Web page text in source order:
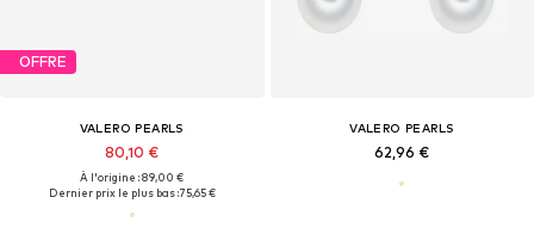
OFFRE
VALERO PEARLS
80,10 €
À l'origine : 89,00 €
Dernier prix le plus bas :75,65 €
VALERO PEARLS
62,96 €